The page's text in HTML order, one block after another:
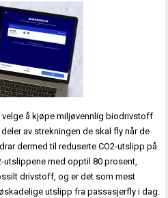
velge å kjøpe miljøvennlig biodrivstoff
av strekningen de skal fly når de
dermed til reduserte CO2-utslipp på
utslippene med opptil 80 prosent,
drivstoff, og er det som mest
utslipp fra passasjerfly i dag.